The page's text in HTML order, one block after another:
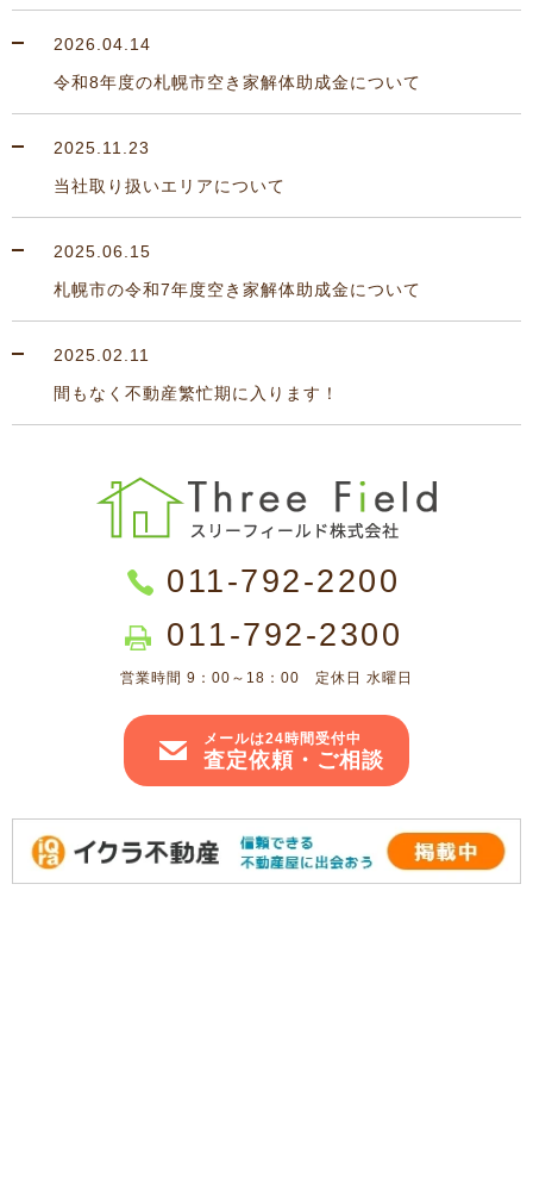
2026.04.14
令和8年度の札幌市空き家解体助成金について
2025.11.23
当社取り扱いエリアについて
2025.06.15
札幌市の令和7年度空き家解体助成金について
2025.02.11
間もなく不動産繁忙期に入ります！
011-792-2200
011-792-2300
営業時間 9：00～18：00 定休日 水曜日
メールは24時間受付中
査定依頼・ご相談